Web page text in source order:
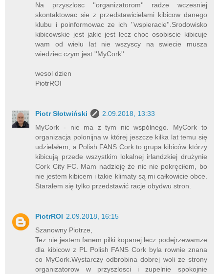
Na przyszlosc ''organizatorom'' radze wczesniej
skontaktowac sie z przedstawicielami kibicow danego
klubu i poinformowac ze ich ''wspieracie''.Srodowisko
kibicowskie jest jakie jest lecz choc osobiscie kibicuje
wam od wielu lat nie wszyscy na swiecie musza
wiedziec czym jest ''MyCork''.
wesol dzien
PiotrROI
Piotr Słotwiński
2.09.2018, 13:33
MyCork - nie ma z tym nic wspólnego. MyCork to
organizacja polonijna w której jeszcze kilka lat temu się
udzielałem, a Polish FANS Cork to grupa kibiców którzy
kibicują przede wszystkim lokalnej irlandzkiej drużynie
Cork City FC. Mam nadzieję że nic nie pokręciłem, bo
nie jestem kibicem i takie klimaty są mi całkowicie obce.
Starałem się tylko przedstawić racje obydwu stron.
PiotrROI 2.09.2018, 16:15
Szanowny Piotrze,
Tez nie jestem fanem pilki kopanej lecz podejrzewamze
dla kibicow z PL Polish FANS Cork byla rownie znana
co MyCork.Wystarczy odbrobina dobrej woli ze strony
organizatorow w przyszlosci i zupelnie spokojnie